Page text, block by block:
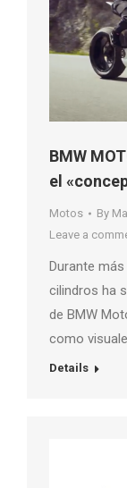
BMW
el
Motos By
Leave a
Durante
cilindros ha
de BMW
como
Details